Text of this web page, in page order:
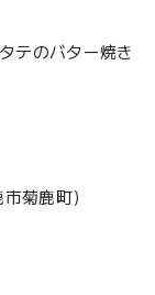
テのバター焼き
菊鹿町）